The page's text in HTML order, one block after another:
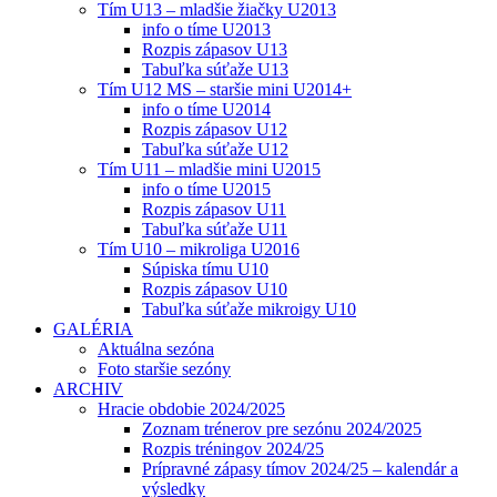
Tím U13 – mladšie žiačky U2013
info o tíme U2013
Rozpis zápasov U13
Tabuľka súťaže U13
Tím U12 MS – staršie mini U2014+
info o tíme U2014
Rozpis zápasov U12
Tabuľka súťaže U12
Tím U11 – mladšie mini U2015
info o tíme U2015
Rozpis zápasov U11
Tabuľka súťaže U11
Tím U10 – mikroliga U2016
Súpiska tímu U10
Rozpis zápasov U10
Tabuľka súťaže mikroigy U10
GALÉRIA
Aktuálna sezóna
Foto staršie sezóny
ARCHIV
Hracie obdobie 2024/2025
Zoznam trénerov pre sezónu 2024/2025
Rozpis tréningov 2024/25
Prípravné zápasy tímov 2024/25 – kalendár a
výsledky